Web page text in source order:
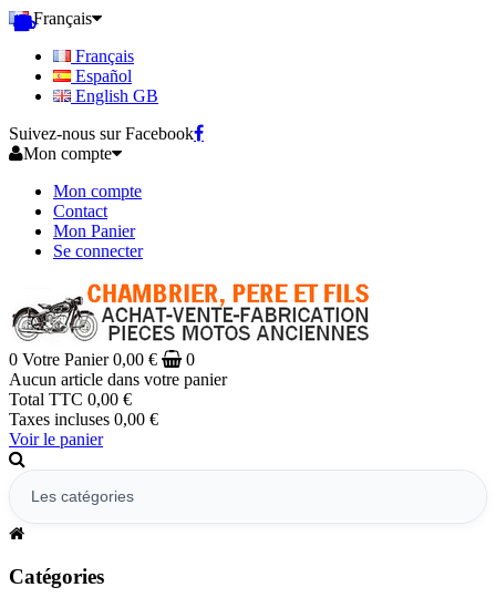
Français
Français
Español
English GB
Suivez-nous sur Facebook
Mon compte
Mon compte
Contact
Mon Panier
Se connecter
0 Votre Panier 0,00 €
0
Aucun article dans votre panier
Total TTC 0,00 €
Taxes incluses 0,00 €
Voir le panier
Catégories